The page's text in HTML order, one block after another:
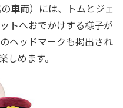
車両）には、トムとジェ
トへおでかけする様子が
ヘッドマークも掲出され
しめます。